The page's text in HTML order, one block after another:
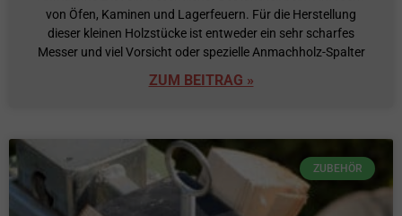
von Öfen, Kaminen und Lagerfeuern. Für die Herstellung
dieser kleinen Holzstücke ist entweder ein sehr scharfes
Messer und viel Vorsicht oder spezielle Anmachholz-Spalter
ZUM BEITRAG »
ZUBEHÖR